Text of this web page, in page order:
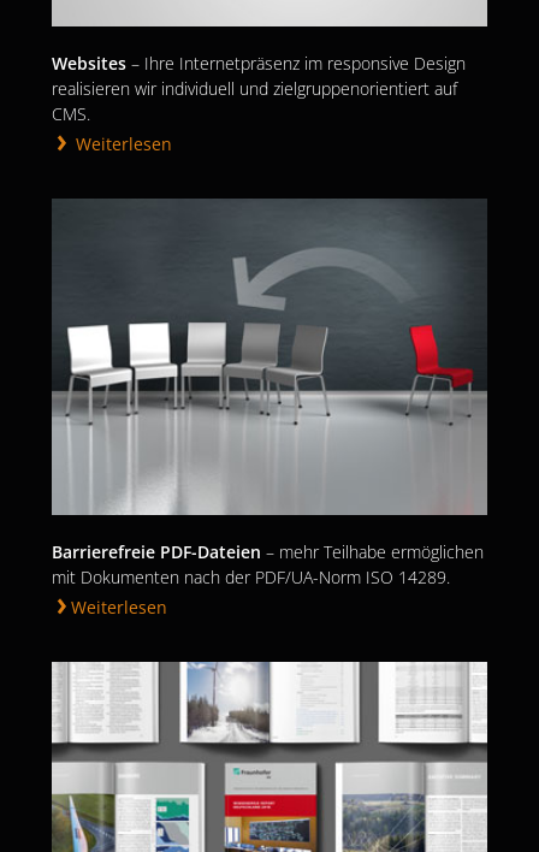
Websites – Ihre Internetpräsenz im responsive Design
realisieren wir individuell und zielgruppenorientiert auf
CMS.
Weiterlesen
Barrierefreie PDF-Dateien – mehr Teilhabe ermöglichen
mit Dokumenten nach der PDF/UA-Norm ISO 14289.
Weiterlesen